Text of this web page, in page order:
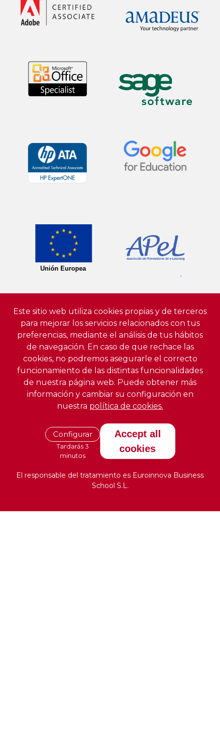
Este sitio web utiliza cookies propias y de terceros
para mejorar los servicios relacionados con tus
preferencias, mediante el análisis de tus hábitos
de navegación. En caso de que rechace las
cookies, no podremos asegurarle el correcto
funcionamiento de las distintas funcionalidades
de nuestra página web. Puede obtener más
información y cambiar su configuración en
nuestra política de cookies.
Configurar
Tardarás 3
minutos
Accept all
cookies
El responsable del tratamiento es Euroinnova Business
School S.L.